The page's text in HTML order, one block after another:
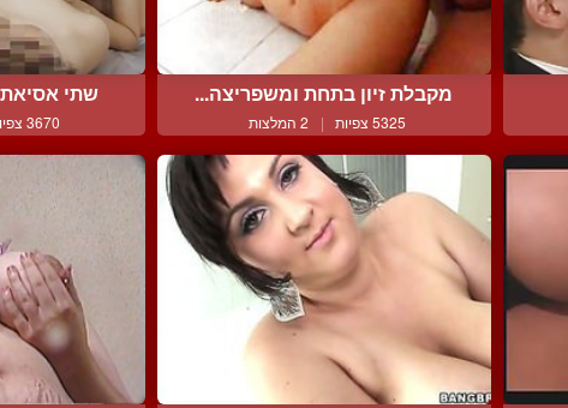
מקבלת זיון בתחת ומשפריצה...
5325 צפיות | 2 המלצות
שתי
3670 צפיות